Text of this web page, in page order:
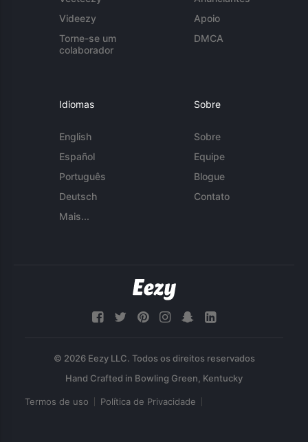
Videezy
Torne-se um
colaborador
Apoio
DMCA
Idiomas
English
Español
Português
Deutsch
Mais...
Sobre
Sobre
Equipe
Blogue
Contato
© 2026 Eezy LLC. Todos os direitos reservados
Termos de uso Política de Privacidade